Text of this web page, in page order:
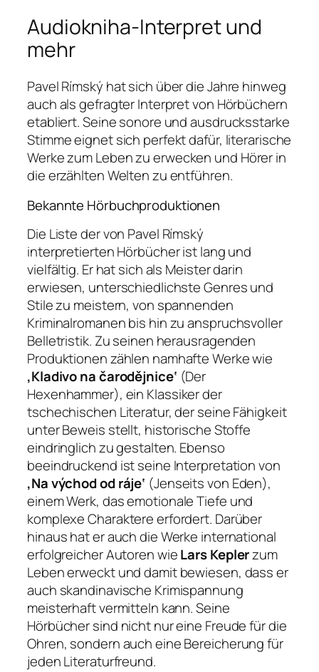
Audiokniha-Interpret und
mehr
Pavel Rímský hat sich über die Jahre hinweg
auch als gefragter Interpret von Hörbüchern
etabliert. Seine sonore und ausdrucksstarke
Stimme eignet sich perfekt dafür, literarische
Werke zum Leben zu erwecken und Hörer in
die erzählten Welten zu entführen.
Bekannte Hörbuchproduktionen
Die Liste der von Pavel Rímský
interpretierten Hörbücher ist lang und
vielfältig. Er hat sich als Meister darin
erwiesen, unterschiedlichste Genres und
Stile zu meistern, von spannenden
Kriminalromanen bis hin zu anspruchsvoller
Belletristik. Zu seinen herausragenden
Produktionen zählen namhafte Werke wie
‚Kladivo na čarodějnice‘ (Der
Hexenhammer), ein Klassiker der
tschechischen Literatur, der seine Fähigkeit
unter Beweis stellt, historische Stoffe
eindringlich zu gestalten. Ebenso
beeindruckend ist seine Interpretation von
‚Na východ od ráje‘ (Jenseits von Eden),
einem Werk, das emotionale Tiefe und
komplexe Charaktere erfordert. Darüber
hinaus hat er auch die Werke international
erfolgreicher Autoren wieLars Keplerzum
Leben erweckt und damit bewiesen, dass er
auch skandinavische Krimispannung
meisterhaft vermitteln kann. Seine
Hörbücher sind nicht nur eine Freude für die
Ohren, sondern auch eine Bereicherung für
jeden Literaturfreund.